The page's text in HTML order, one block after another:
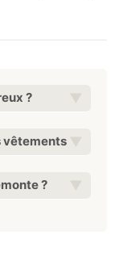
?
vêtements
?